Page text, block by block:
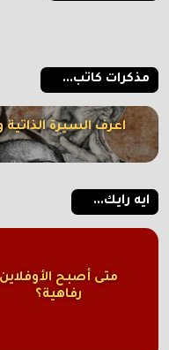
مذكرات كاتب...
اعرف السيرة الذاتية
ايه رايك...
متى أصبح الأوفلاين
رفاهية؟